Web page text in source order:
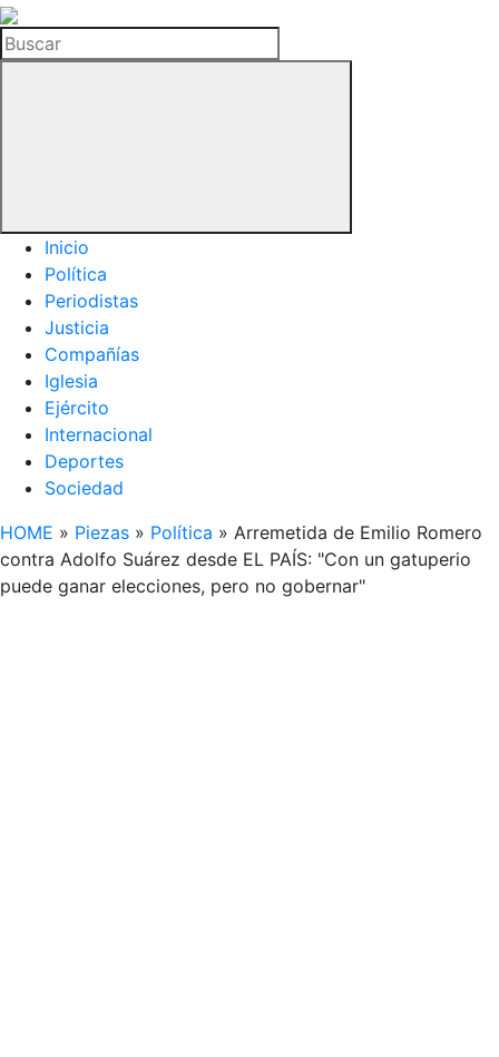
La
Hemeroteca
del
Buscar
Inicio
Política
Periodistas
Justicia
Compañías
Iglesia
Ejército
Internacional
Deportes
Sociedad
HOME » Piezas » Política » Arremetida de Emilio Romero
contra Adolfo Suárez desde EL PAÍS: "Con un gatuperio
puede ganar elecciones, pero no gobernar"